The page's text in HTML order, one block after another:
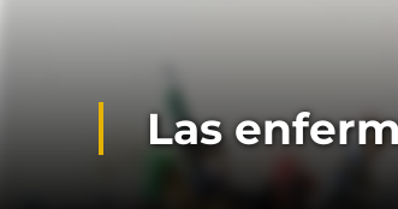
Las